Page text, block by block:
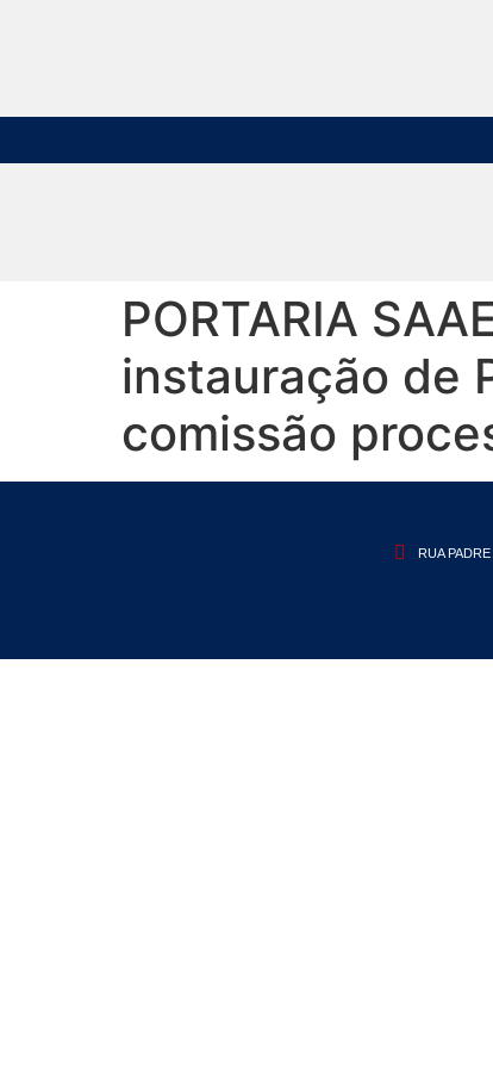
PORTARIA
instauração de
comissão
RUA